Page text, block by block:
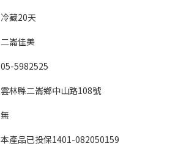
冷藏20天
二崙佳美
05-5982525
雲林縣二崙鄉中山路108號
無
本產品已投保1401-082050159